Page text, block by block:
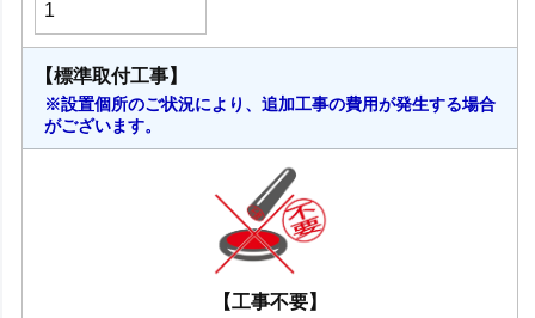
【標準取付工事】
※設置個所のご状況により、追加工事の費用が発生する場合
がございます。
【工事不要】